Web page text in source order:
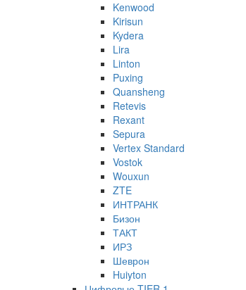
Kenwood
Kirisun
Kydera
Lira
Linton
Puxing
Quansheng
Retevis
Rexant
Sepura
Vertex Standard
Vostok
Wouxun
ZTE
ИНТРАНК
Бизон
ТАКТ
ИРЗ
Шеврон
Huiyton